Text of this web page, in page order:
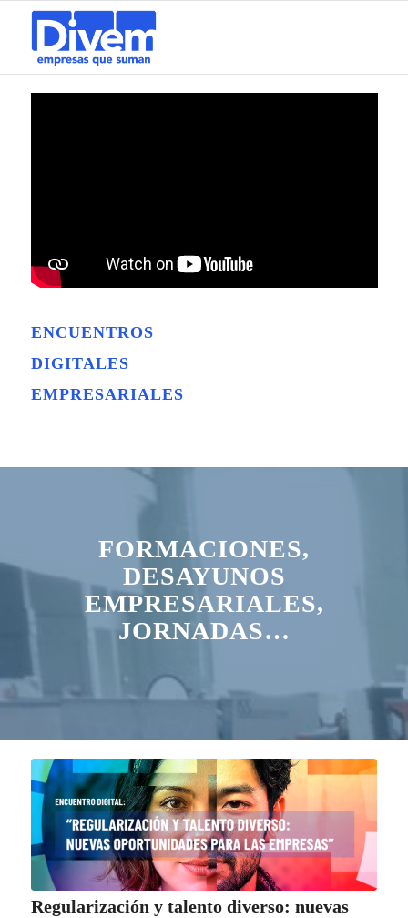
ENCUENTROS
DIGITALES
EMPRESARIALES
FORMACIONES,
DESAYUNOS
EMPRESARIALES,
JORNADAS…
Regularización y talento diverso: nuevas